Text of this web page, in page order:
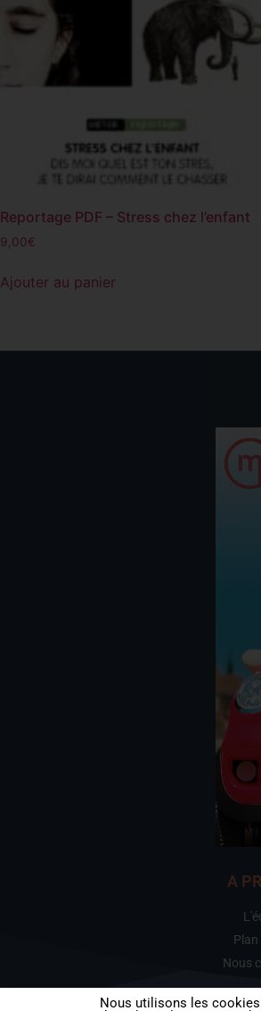
Reportage PDF – Stress chez l’enfant
9,00€
Ajouter au panier
A
Nous
Nous utilisons les